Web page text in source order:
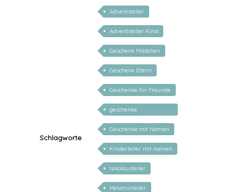
Schlagworte
Adventsteller
Adventsteller Kind
Geschenk Mädchen
Geschenk Eltern
Geschenke für Freunde
geschenke
personalisiert kinder
Geschenke mit Namen
Kinderteller mit namen
Nikolausteller
Melaminteller